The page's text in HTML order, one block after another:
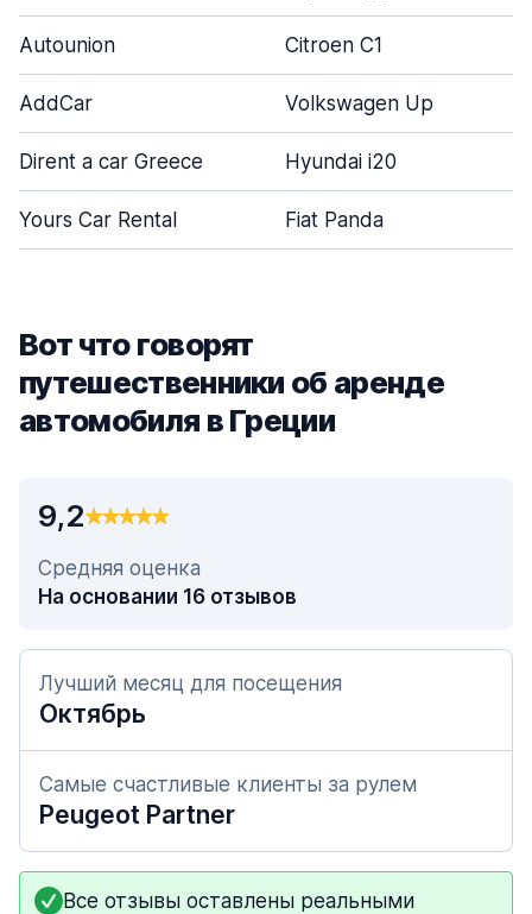
Autounion Citroen C1
AddCar Volkswagen Up
Dirent a car Greece Hyundai i20
Yours Car Rental Fiat Panda
Вот что говорят
путешественники об аренде
автомобиля в Греции
9,2
Средняя оценка
На основании 16 отзывов
Лучший месяц для посещения
Октябрь
Самые счастливые клиенты за рулем
Peugeot Partner
Все отзывы оставлены реальными